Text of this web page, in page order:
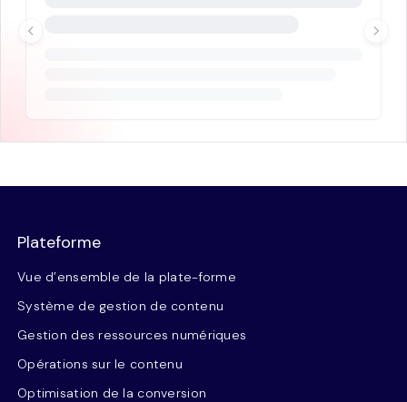
Plateforme
Vue d’ensemble de la plate-forme
Système de gestion de contenu
Gestion des ressources numériques
Opérations sur le contenu
Optimisation de la conversion